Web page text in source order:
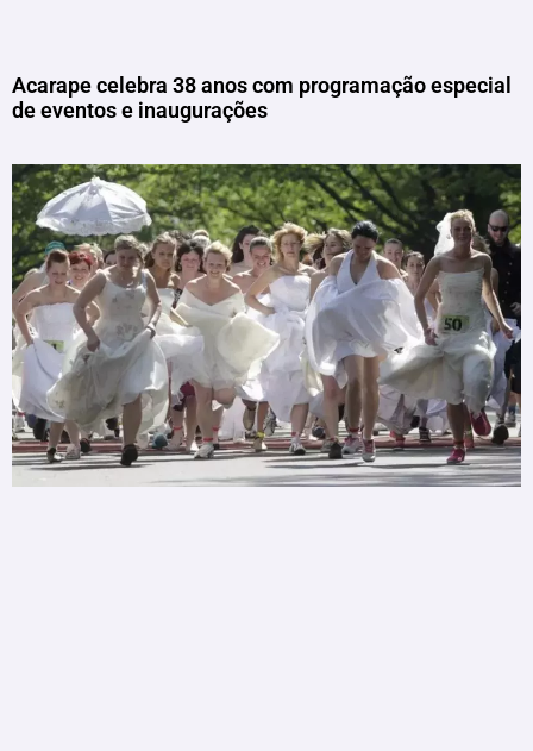
Acarape celebra 38 anos com programação especial
de eventos e inaugurações